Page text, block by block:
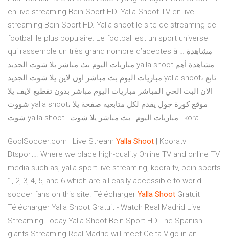
en live streaming Bein Sport HD. Yalla Shoot TV en live
streaming Bein Sport HD. Yalla-shoot le site de streaming de
football le plus populaire: Le football est un sport universel
qui rassemble un très grand nombre d’adeptes à … مشاهدة
مباريات اليوم بث مباشر يلا شوت الجديد yalla shoot مشاهدة أهم
مباريات اليوم بث مباشر اون لاين يلا شوت الجديد yalla shoot، تابع
الان البث الحي المباشر مباريات اليوم مباشر بدون تقطيع لايف يلا
شووت yalla shoot، موقع كورة جول يقدم لكل متابعيه صفحة يلا
شوت yalla shoot | مباريات اليوم | بث مباشر يلا شوت | kora
GoolSoccer.com | Live Stream Yalla Shoot | Kooratv |
Btsport… Where we place high-quality Online TV and online TV
media such as, yalla sport live streaming, koora tv, bein sports
1, 2, 3, 4, 5, and 6 which are all easily accessible to world
soccer fans on this site. Télécharger Yalla Shoot Gratuit
Télécharger Yalla Shoot Gratuit - Watch Real Madrid Live
Streaming Today Yalla Shoot Bein Sport HD The Spanish
giants Streaming Real Madrid will meet Celta Vigo in an